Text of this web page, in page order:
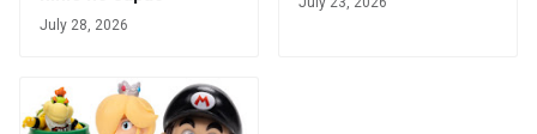
July 28, 2026